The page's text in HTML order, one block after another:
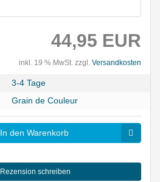
44,95 EUR
inkl. 19 % MwSt. zzgl. Versandkosten
3-4 Tage
Grain de Couleur
In den Warenkorb
Rezension schreiben